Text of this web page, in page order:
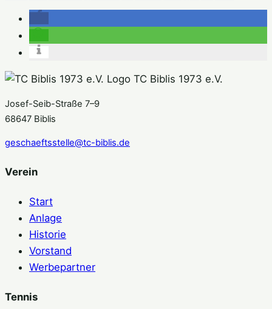
TC Biblis 1973 e.V.
Josef-Seib-Straße 7–9
68647 Biblis
geschaeftsstelle@tc-biblis.de
Verein
Start
Anlage
Historie
Vorstand
Werbepartner
Tennis